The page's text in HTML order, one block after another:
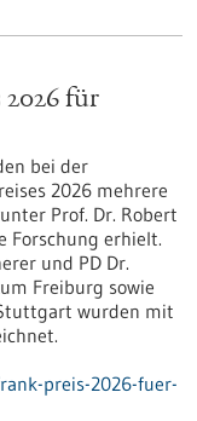
für
bei der
2026 mehrere
Prof. Dr. Robert
Forschung erhielt.
und PD Dr.
Freiburg sowie
wurden mit
preis-2026-fuer-